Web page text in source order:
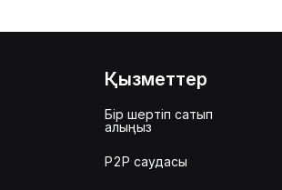
Қызметтер
Бір шертіп сатып
алыңыз
P2P саудасы